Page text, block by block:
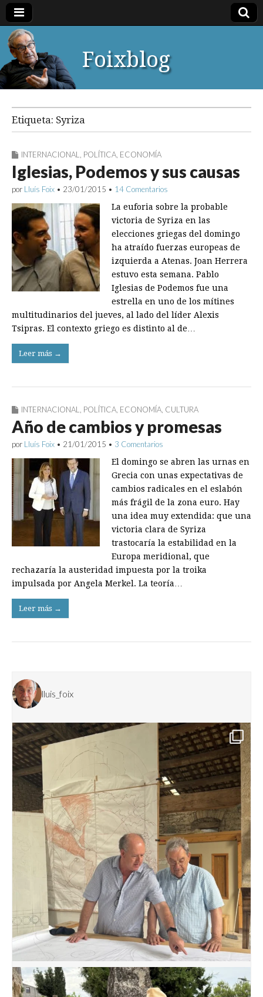
Foixblog
Etiqueta: Syriza
INTERNACIONAL POLÍTICA ECONOMÍA
Iglesias, Podemos y sus causas
por Lluís Foix • 23/01/2015 • 14 Comentarios
La euforia sobre la probable
victoria de Syriza en las
elecciones griegas del domingo
ha atraído fuerzas europeas de
izquierda a Atenas. Joan Herrera
estuvo esta semana. Pablo
Iglesias de Podemos fue una
estrella en uno de los mítines
multitudinarios del jueves, al lado del líder Alexis
Tsipras. El contexto griego es distinto al de…
Leer más →
INTERNACIONAL POLÍTICA ECONOMÍA CULTURA
Año de cambios y promesas
por Lluís Foix • 21/01/2015 • 3 Comentarios
El domingo se abren las urnas en
Grecia con unas expectativas de
cambios radicales en el eslabón
más frágil de la zona euro. Hay
una idea muy extendida: que una
victoria clara de Syriza
trastocaría la estabilidad en la
Europa meridional, que
rechazaría la austeridad impuesta por la troika
impulsada por Angela Merkel. La teoría…
Leer más →
lluis_foix